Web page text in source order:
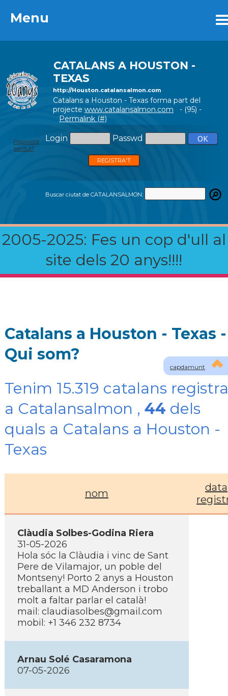
Menu
CATALANS A HOUSTON -
TEXAS
http://Houston.catalansalmon.com
Catalans a Houston - Texas forma part del
projecte www.catalansalmon.com - (95) -
Permalink (#)
Login Passwd
Password
perdut?
REGISTRA'T
Buscar ciutat de CATALANSALMON:
2005-2025: Fes un cop d'ull al
site dels 20 anys!!!!
Menu
capdamunt
Catalans a Houston - Texas -
Qui som?
Tenim 15.319 catalans
a Catalansalmon , 44 dels
quals a Catalans a Houston -
Texas
nom
data
Clàudia Solbes-Godina Riera
31-05-2026
Hola sóc la Clàudia i vinc de Sant
Pere de Vilamajor, un poble del
Montseny! Porto 2 anys a Houston
treballant a MD Anderson i trobo
molt a faltar parlar el català!
mail: claudiasolbes@gmail.com
mobil: +1 346 232 8734
Arnau Solé Casaramona
07-05-2026